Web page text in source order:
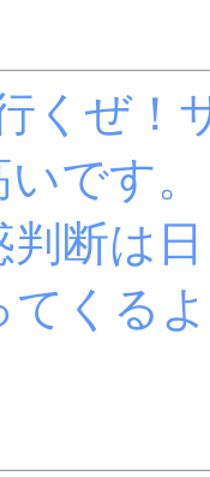
くぜ！
です。
断は
てくる